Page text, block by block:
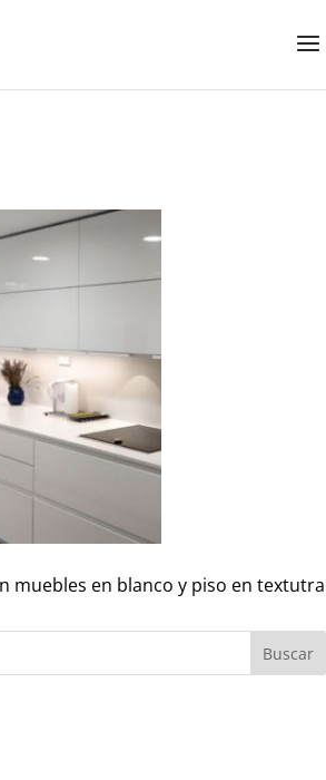
muebles en blanco y piso en textutra
Buscar